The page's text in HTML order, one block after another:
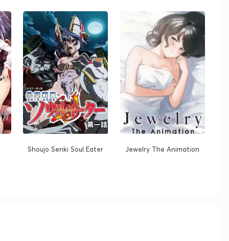
Shoujo Senki Soul Eater Jewelry The Animation